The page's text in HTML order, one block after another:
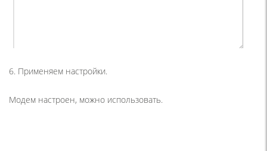
6. Применяем настройки.
Модем настроен, можно использовать.